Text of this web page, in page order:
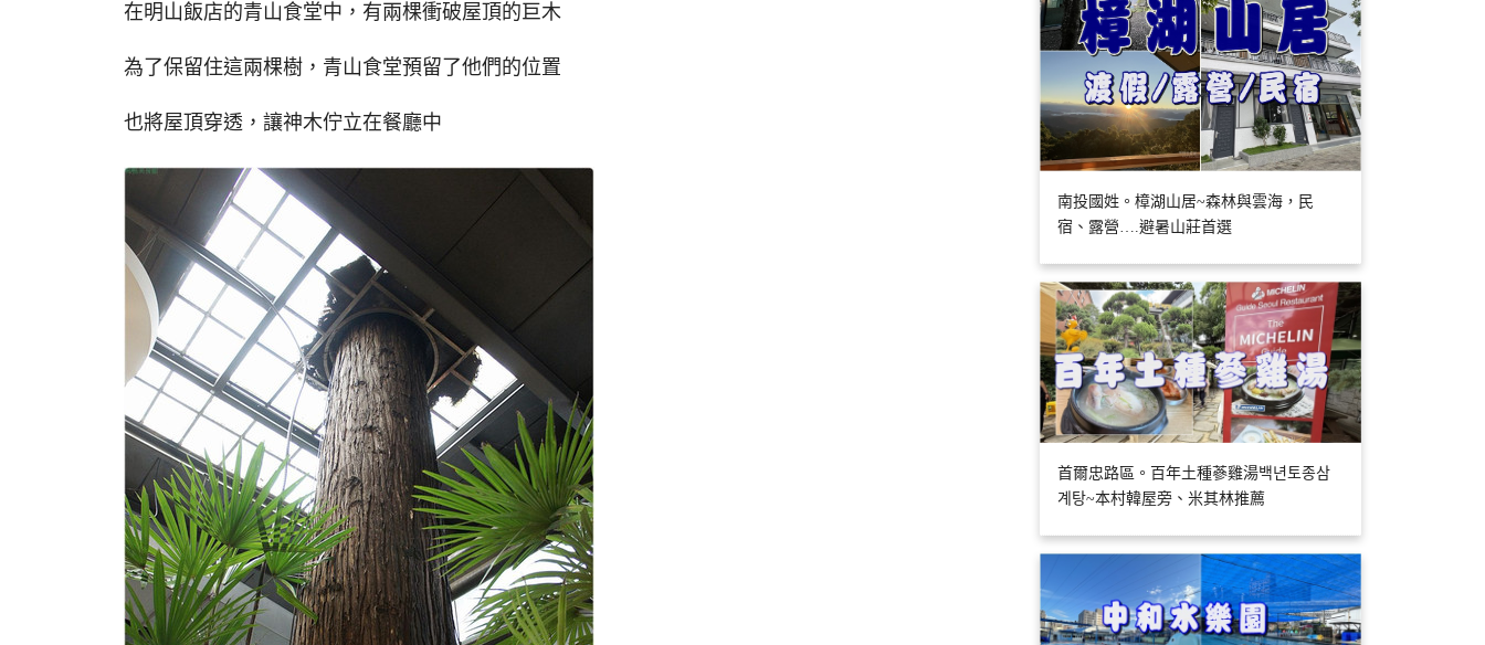
在明山飯店的青山食堂中，有兩棵衝破屋頂的巨木
為了保留住這兩棵樹，青山食堂預留了他們的位置
也將屋頂穿透，讓神木佇立在餐廳中
南投國姓。樟湖山居~森林與雲海，民
宿、露營….避暑山莊首選
首爾忠路區。百年土種蔘雞湯백년토종삼
계탕~本村韓屋旁、米其林推薦